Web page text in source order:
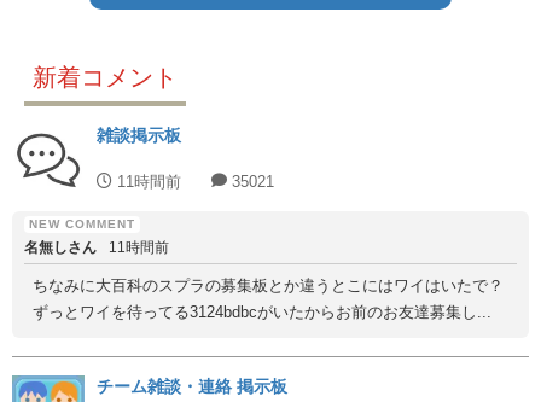
新着コメント
雑談掲示板
11時間前 35021
名無しさん 11時間前
ちなみに大百科のスプラの募集板とか違うとこにはワイはいたで？
ずっとワイを待ってる3124bdbcがいたからお前のお友達募集し...
チーム雑談・連絡 掲示板